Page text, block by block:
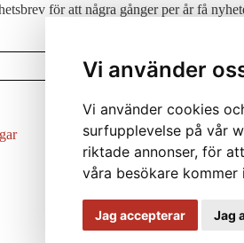
Vi använder
Vi använder cookies
surfupplevelse på vår
riktade annonser, för
våra besökare kommer
Jag accepterar Jag
för att några gånger per år få
Prenumerera